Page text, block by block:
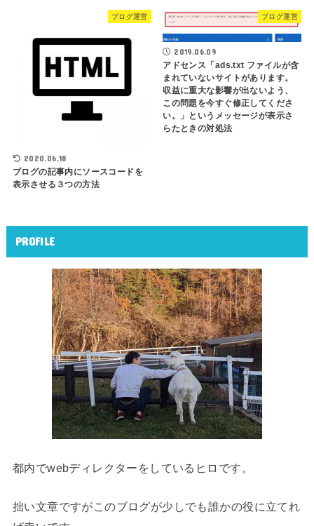
ブログ運営
2020.06.18
ブログの記事内にソースコードを
表示させる３つの方法
ブログ運営
2019.06.09
アドセンス「ads.txt ファイルが含
まれていないサイトがあります。
収益に重大な影響が出ないよう、
この問題を今すぐ修正してくださ
い。」というメッセージが表示さ
らたときの対処法
PROFILE
都内でwebディレクターをしているヒロです。
拙い文章ですがこのブログが少しでも誰かの役に立てれ